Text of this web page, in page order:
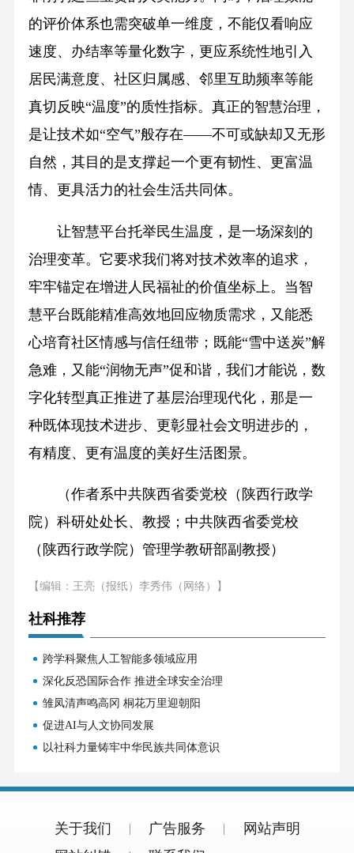
的评价体系也需突破单一维度，不能仅看响应
速度、办结率等量化数字，更应系统性地引入
居民满意度、社区归属感、邻里互助频率等能
真切反映“温度”的质性指标。真正的智慧治理，
是让技术如“空气”般存在——不可或缺却又无形
自然，其目的是支撑起一个更有韧性、更富温
情、更具活力的社会生活共同体。
让智慧平台托举民生温度，是一场深刻的
治理变革。它要求我们将对技术效率的追求，
牢牢锚定在增进人民福祉的价值坐标上。当智
慧平台既能精准高效地回应物质需求，又能悉
心培育社区情感与信任纽带；既能“雪中送炭”解
急难，又能“润物无声”促和谐，我们才能说，数
字化转型真正推进了基层治理现代化，那是一
种既体现技术进步、更彰显社会文明进步的，
有精度、更有温度的美好生活图景。
（作者系中共陕西省委党校（陕西行政学
院）科研处处长、教授；中共陕西省委党校
（陕西行政学院）管理学教研部副教授）
【编辑：王亮（报纸）李秀伟（网络）】
社科推荐
跨学科聚焦人工智能多领域应用
深化反恐国际合作 推进全球安全治理
雏凤清声鸣高冈 桐花万里迎朝阳
促进AI与人文协同发展
以社科力量铸牢中华民族共同体意识
关于我们 广告服务
网站声明